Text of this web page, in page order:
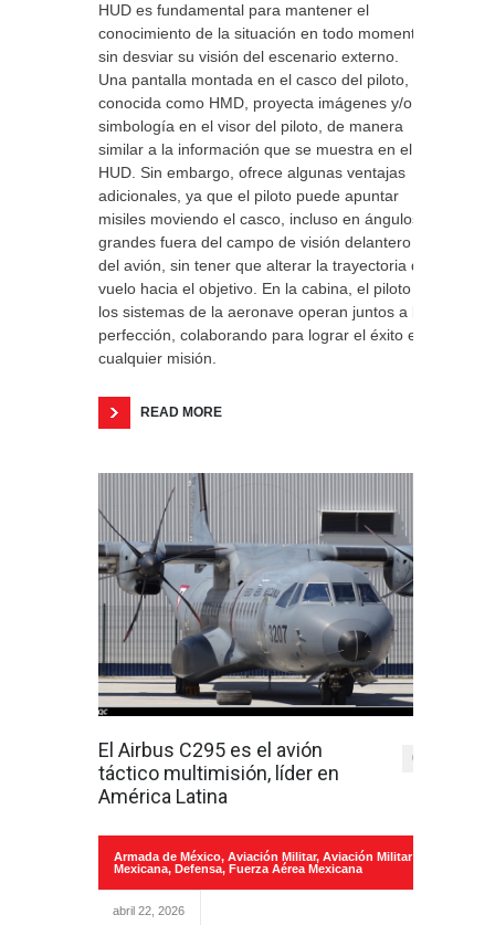
HUD es fundamental para mantener el
conocimiento de la situación en todo momento
sin desviar su visión del escenario externo.
Una pantalla montada en el casco del piloto,
conocida como HMD, proyecta imágenes y/o
simbología en el visor del piloto, de manera
similar a la información que se muestra en el
HUD. Sin embargo, ofrece algunas ventajas
adicionales, ya que el piloto puede apuntar
misiles moviendo el casco, incluso en ángulos
grandes fuera del campo de visión delantero
del avión, sin tener que alterar la trayectoria de
vuelo hacia el objetivo. En la cabina, el piloto y
los sistemas de la aeronave operan juntos a la
perfección, colaborando para lograr el éxito en
cualquier misión.
READ MORE
El Airbus C295 es el avión
táctico multimisión, líder en
América Latina
0
Armada de México, Aviación Militar, Aviación Militar
Mexicana, Defensa, Fuerza Aérea Mexicana
abril 22, 2026